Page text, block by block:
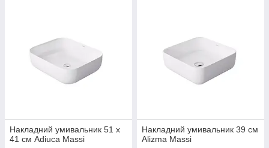
Накладний умивальник 51 х
41 см Adiuca Massi
Накладний умивальник 39 см
Alizma Massi